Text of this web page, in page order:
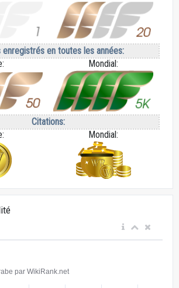
enregistrés en toutes les années:
Mondial:
Citations:
Mondial: